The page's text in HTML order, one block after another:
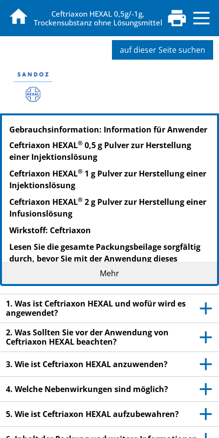
Ceftriaxon HEXAL 0,5g/-1g,
Trockensubstanz ohne Lösungsmittel
auf dieser Seite suchen
Gebrauchsinformation: Information für Anwender
Ceftriaxon HEXAL® 0,5 g Pulver zur Herstellung
einer Injektionslösung
Ceftriaxon HEXAL® 1 g Pulver zur Herstellung einer
Injektionslösung
Ceftriaxon HEXAL® 2 g Pulver zur Herstellung einer
Infusionslösung
Wirkstoff: Ceftriaxon
Lesen Sie die gesamte Packungsbeilage sorgfältig
durch, bevor Sie mit der Anwendung dieses
Arzneimittels beginnen, denn sie enthält wichtige
Informationen.
Heben Sie die Packungsbeilage auf. Vielleicht
möchten Sie diese später nochmals lesen.
Wenn Sie weitere Fragen haben, wenden Sie sich
an Ihren Arzt, Apotheker oder das medizinische
Fachpersonal.
Dieses Arzneimittel wurde Ihnen persönlich
verschrieben. Geben Sie es nicht an Dritte weiter.
Es kann anderen Menschen schaden, auch wenn
diese die gleichen Beschwerden haben wie Sie.
Wenn Sie Nebenwirkungen bemerken, wenden Sie
sich an Ihren Arzt, Apotheker oder das
Mehr
1. Was ist Ceftriaxon HEXAL und wofür wird es
angewendet?
2. Was Sollten Sie vor der Anwendung von
Ceftriaxon HEXAL beachten?
3. Wie ist Ceftriaxon HEXAL anzuwenden?
4. Welche Nebenwirkungen sind möglich?
5. Wie ist Ceftriaxon HEXAL aufzubewahren?